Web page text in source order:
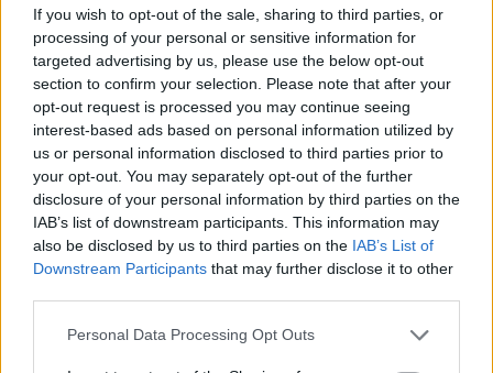
If you wish to opt-out of the sale, sharing to third parties, or
processing of your personal or sensitive information for
targeted advertising by us, please use the below opt-out
section to confirm your selection. Please note that after your
opt-out request is processed you may continue seeing
interest-based ads based on personal information utilized by
us or personal information disclosed to third parties prior to
your opt-out. You may separately opt-out of the further
disclosure of your personal information by third parties on the
IAB’s list of downstream participants. This information may
also be disclosed by us to third parties on the IAB’s List of
Downstream Participants that may further disclose it to other
Personal Data Processing Opt Outs
Lazio Milan
Atalanta Cagliari
Domenica 13 Settembre
Torino Roma
Como